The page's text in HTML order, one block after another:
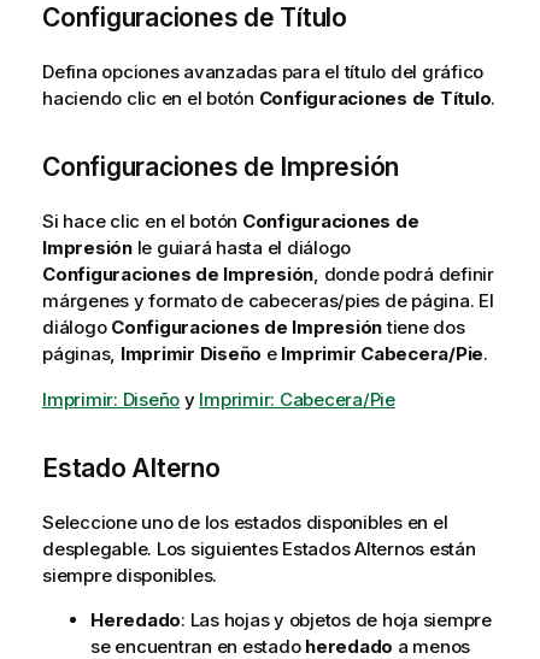
Configuraciones de Título
Defina opciones avanzadas para el título del gráfico
haciendo clic en el botón Configuraciones de Título.
Configuraciones de Impresión
Si hace clic en el botón Configuraciones de
Impresiónle guiará hasta el diálogo
Configuraciones de Impresión , donde podrá definir
márgenes y formato de cabeceras/pies de página. El
diálogo Configuraciones de Impresióntiene dos
páginas, Imprimir Diseño e Imprimir Cabecera/Pie.
Imprimir: Diseño y Imprimir: Cabecera/Pie
Estado Alterno
Seleccione uno de los estados disponibles en el
desplegable. Los siguientes Estados Alternos están
siempre disponibles.
Heredado: Las hojas y objetos de hoja siempre
se encuentran en estado heredado a menos